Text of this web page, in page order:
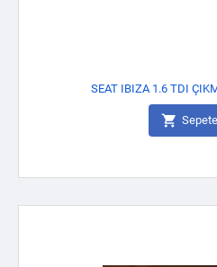
SEAT IBIZA 1.6 TDI
